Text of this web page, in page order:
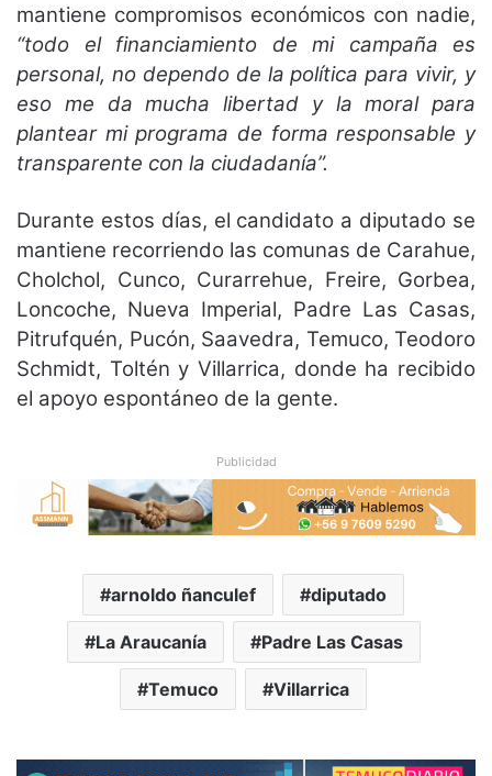
mantiene compromisos económicos con nadie,
“todo el financiamiento de mi campaña es
personal, no dependo de la política para vivir, y
eso me da mucha libertad y la moral para
plantear mi programa de forma responsable y
transparente con la ciudadanía”.
Durante estos días, el candidato a diputado se
mantiene recorriendo las comunas de Carahue,
Cholchol, Cunco, Curarrehue, Freire, Gorbea,
Loncoche, Nueva Imperial, Padre Las Casas,
Pitrufquén, Pucón, Saavedra, Temuco, Teodoro
Schmidt, Toltén y Villarrica, donde ha recibido
el apoyo espontáneo de la gente.
Publicidad
arnoldo ñanculef diputado
La Araucanía Padre Las Casas
Temuco Villarrica